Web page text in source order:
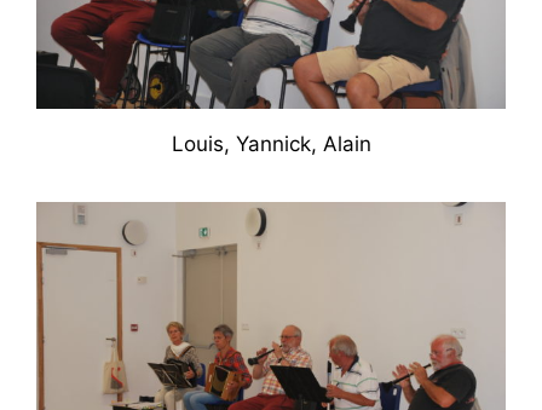
Louis, Yannick, Alain